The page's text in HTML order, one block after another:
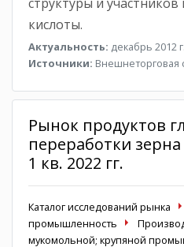
кислоты.
Актуальность: декабрь 2012 г.
Источники: Внешнеторговая
Рынок продуктов
переработки
1 кв. 2022 гг.
Каталог исследований рынка
промышленность
мукомольной; крупяной